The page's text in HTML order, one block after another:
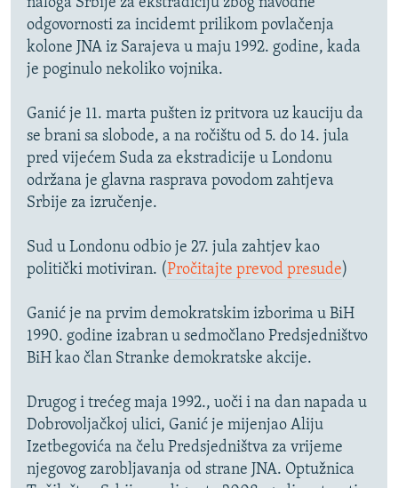
odgovornosti za incidemt prilikom povlačenja
kolone JNA iz Sarajeva u maju 1992. godine, kada
je poginulo nekoliko vojnika.
Ganić je 11. marta pušten iz pritvora uz kauciju da
se brani sa slobode, a na ročištu od 5. do 14. jula
pred vijećem Suda za ekstradicije u Londonu
održana je glavna rasprava povodom zahtjeva
Srbije za izručenje.
Sud u Londonu odbio je 27. jula zahtjev kao
politički motiviran. (Pročitajte prevod presude)
Ganić je na prvim demokratskim izborima u BiH
1990. godine izabran u sedmočlano Predsjedništvo
BiH kao član Stranke demokratske akcije.
Drugog i trećeg maja 1992., uoči i na dan napada u
Dobrovoljačkoj ulici, Ganić je mijenjao Aliju
Izetbegovića na čelu Predsjedništva za vrijeme
njegovog zarobljavanja od strane JNA. Optužnica